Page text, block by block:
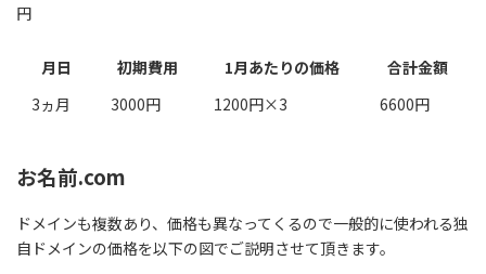
円
月日 初期費用 1月あたりの価格
合計金額
3ヵ月
3000円 1200円×3 6600円
お名前.com
ドメインも複数あり、価格も異なってくるので一般的に使われる独
自ドメインの価格を以下の図でご説明させて頂きます。